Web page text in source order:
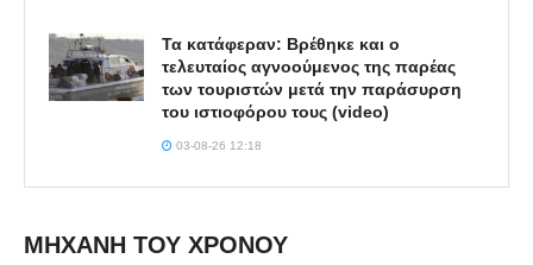
Τα κατάφεραν: Βρέθηκε και ο
τελευταίος αγνοούμενος της παρέας
των τουριστών μετά την παράσυρση
του ιστιοφόρου τους (video)
03-08-26 12:18
ΜΗΧΑΝΗ ΤΟΥ ΧΡΟΝΟΥ